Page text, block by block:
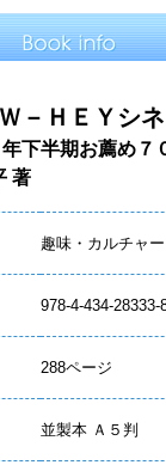
－ＨＥＹシ
年下半期お薦め７
著
趣味・カルチャー
978-4-434-28333-
288ページ
並製本 Ａ５判